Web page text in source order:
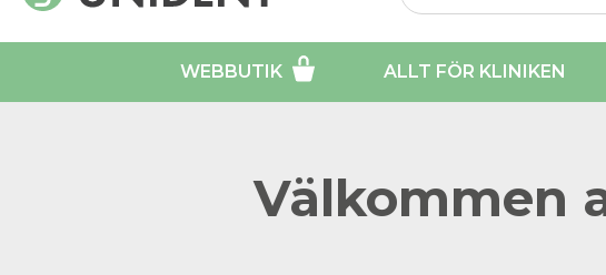
WEBBUTIK ALLT FÖR KLINIKEN
Välkommen